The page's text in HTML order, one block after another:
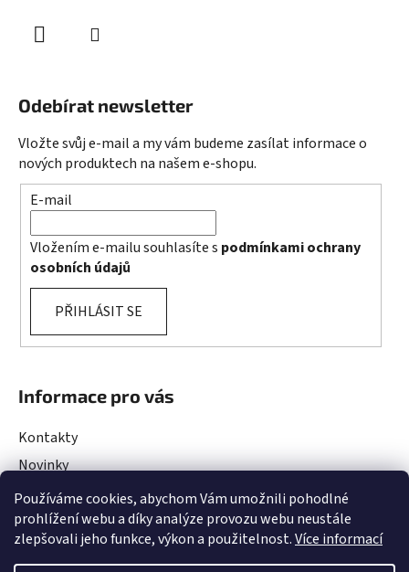
Používáme cookies, abychom Vám umožnili pohodlné
prohlížení webu a díky analýze provozu webu neustále
zlepšovali jeho funkce, výkon a použitelnost.Více informací
Odebírat newsletter
Vložte svůj e-mail a my vám budeme zasílat informace o
nových produktech na našem e-shopu.
E-mail
Vložením e-mailu souhlasíte s podmínkami ochrany
osobních údajů
PŘIHLÁSIT SE
Informace pro vás
Kontakty
Novinky
Rady a Tipy
Obchodní podmínky
Podmínky ochrany osobních údajů